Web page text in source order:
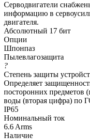
Серводвигатели
информацию в
двигателя.
Абсолютный 17 бит
Опции
Шпонпаз
Пылевлагозащита
?
Степень защиты
Определяет
посторонних предметов
воды (вторая цифра) по
IP65
Номинальный ток
6.6 Arms
Наличие